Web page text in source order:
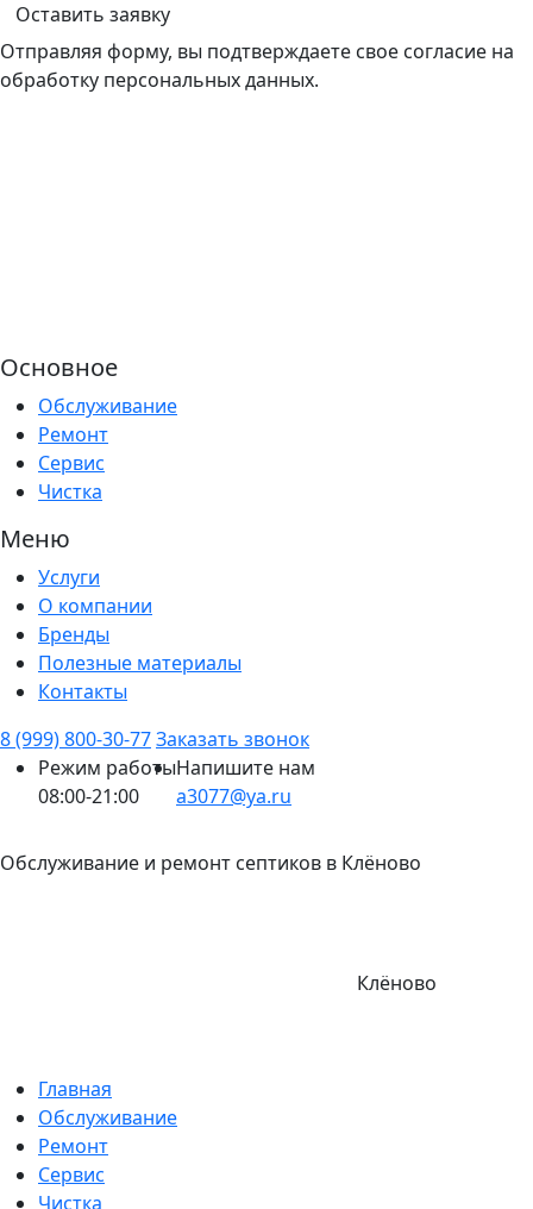
Оставить заявку
Отправляя форму, вы подтверждаете свое согласие на
обработку персональных данных.
Основное
Обслуживание
Ремонт
Сервис
Чистка
Меню
Услуги
О компании
Бренды
Полезные материалы
Контакты
8 (999) 800-30-77Заказать звонок
Режим работы
08:00-21:00
Напишите нам
a3077@ya.ru
Обслуживание и ремонт септиков в Клёново
Клёново
Главная
Обслуживание
Ремонт
Сервис
Чистка